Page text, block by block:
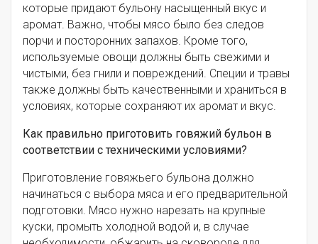
которые придают бульону насыщенный вкус и
аромат. Важно, чтобы мясо было без следов
порчи и посторонних запахов. Кроме того,
используемые овощи должны быть свежими и
чистыми, без гнили и повреждений. Специи и травы
также должны быть качественными и храниться в
условиях, которые сохраняют их аромат и вкус.
Как правильно приготовить говяжий бульон в
соответствии с техническими условиями?
Приготовление говяжьего бульона должно
начинаться с выбора мяса и его предварительной
подготовки. Мясо нужно нарезать на крупные
куски, промыть холодной водой и, в случае